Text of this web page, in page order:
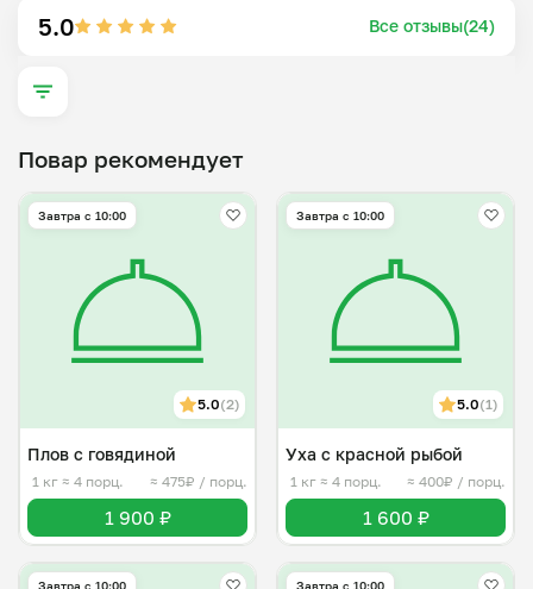
5.0 Все отзывы(24)
Повар рекомендует
Завтра c 10:00
5.0(2)
Плов с говядиной
1 кг ≈ 4 порц. ≈ 475₽ / порц.
1 900 ₽
Завтра c 10:00
5.0(1)
Уха с красной рыбой
1 кг ≈ 4 порц. ≈ 400₽ / порц.
1 600 ₽
Завтра c 10:00 Завтра c 10:00